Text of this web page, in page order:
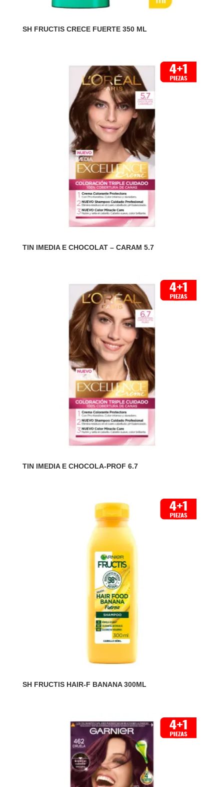
SH FRUCTIS CRECE FUERTE 350 ML
TIN IMEDIA E CHOCOLAT – CARAM 5.7
TIN IMEDIA E CHOCOLA-PROF 6.7
SH FRUCTIS HAIR-F BANANA 300ML